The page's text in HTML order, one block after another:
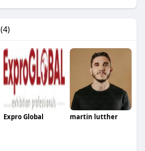
(4)
Expro Global martin lutther